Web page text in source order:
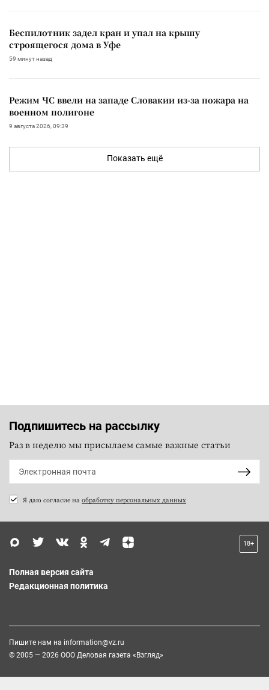
Беспилотник задел кран и упал на крышу
строящегося дома в Уфе
59 минут назад
Режим ЧС ввели на западе Словакии из-за пожара на
военном полигоне
9 августа 2026, 09:39
Показать ещё
Подпишитесь на рассылку
Раз в неделю мы присылаем самые важные статьи
Я даю согласие на обработку персональных данных
18+
Полная версия сайта
Редакционная политика
Пишите нам на information@vz.ru
© 2005 — 2026 ООО Деловая газета «Взгляд»